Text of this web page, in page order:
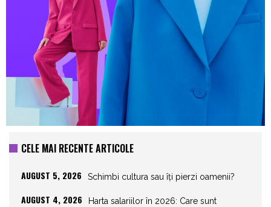
CELE MAI RECENTE ARTICOLE
AUGUST 5, 2026 Schimbi cultura sau îți pierzi oamenii?
AUGUST 4, 2026
Harta salariilor în 2026: Care sunt